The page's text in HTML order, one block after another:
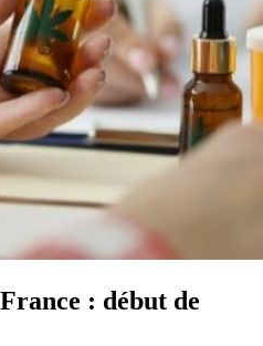
: début de